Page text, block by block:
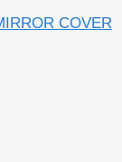
COVER